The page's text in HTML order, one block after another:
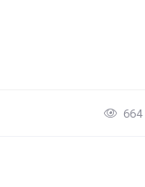
664